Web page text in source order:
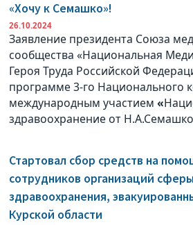
«Хочу к Семашко»!
26.10.2024
Заявление президента Союза
сообщества «Национальная
Героя Труда Российской
программе 3-го Национального
международным участием«
здравоохранение от
Стартовал сбор средств на
сотрудников организаций сферы
здравоохранения,
Курской области